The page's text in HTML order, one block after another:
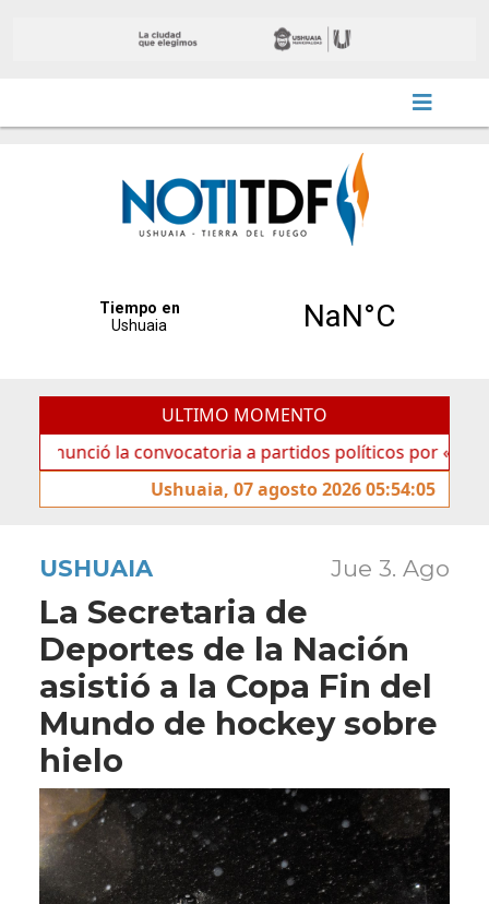
ULTIMO MOMENTO
la convocatoria a partidos políticos por «ficha limpia»
Ushuaia, 07 agosto 2026 05:54:05
USHUAIA Jue 3. Ago
La Secretaria de
Deportes de la Nación
asistió a la Copa Fin del
Mundo de hockey sobre
hielo